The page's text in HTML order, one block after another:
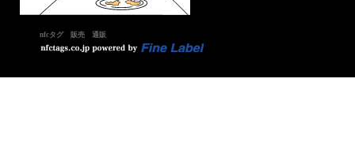
nfcタグ 販売 通販